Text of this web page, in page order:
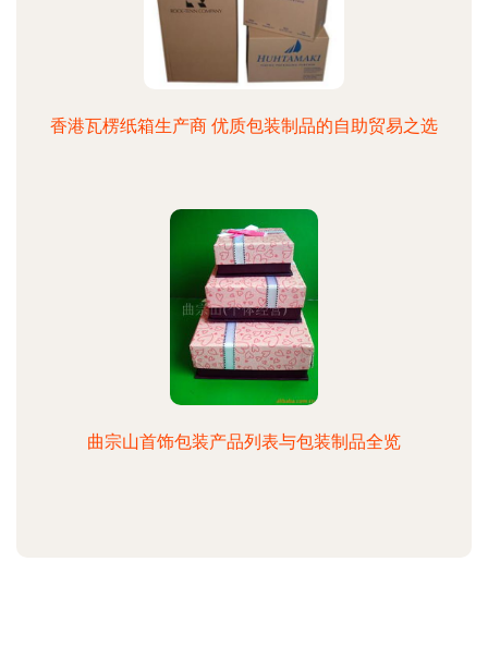
香港瓦楞纸箱生产商 优质包装制品的自助贸易之选
曲宗山首饰包装产品列表与包装制品全览